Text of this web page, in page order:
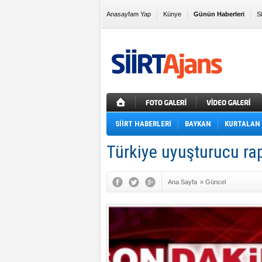
Anasayfam Yap Künye Günün Haberleri
Sık Kullanılanlara Ekle
SİİRT HABERLERİ BAYKAN KURTALAN
Türkiye uyuşturucu
Ana Sayfa » Güncel